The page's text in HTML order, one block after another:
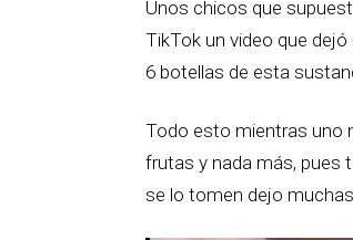
Unos chicos que
TikTok un video que
6 botellas de esta
Todo esto mientras uno
frutas y nada más, pues
se lo tomen dejo